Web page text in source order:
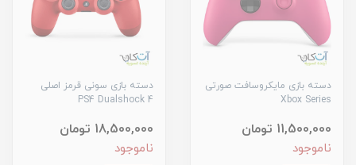
دسته بازی مایکروسافت صورتی
Xbox Series
11,500,000 تومان
ناموجود
دسته بازی سونی قرمز اصلی
PS4 Dualshock 4
18,500,000 تومان
ناموجود